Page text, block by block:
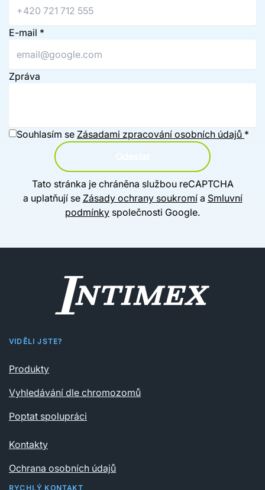
E-mail *
Zpráva
Souhlasím se Zásadami zpracování osobních údajů *
Tato stránka je chráněna službou reCAPTCHA
a uplatňují se Zásady ochrany soukromía Smluvní
podmínky společnosti Google.
VIDĚLI JSTE?
Produkty
Vyhledávání dle chromozomů
Poptat spolupráci
Kontakty
Ochrana osobních údajů
RYCHLÝ KONTAKT